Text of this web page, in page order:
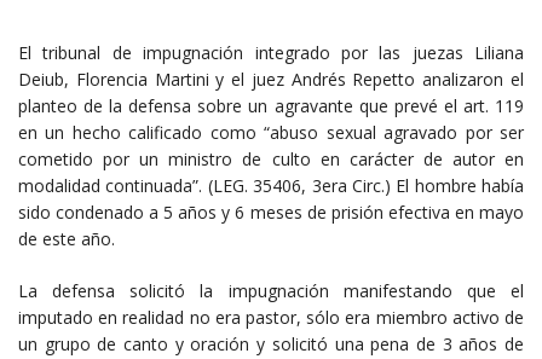
El tribunal de impugnación integrado por las juezas Liliana
Deiub, Florencia Martini y el juez Andrés Repetto analizaron el
planteo de la defensa sobre un agravante que prevé el art. 119
en un hecho calificado como “abuso sexual agravado por ser
cometido por un ministro de culto en carácter de autor en
modalidad continuada”. (LEG. 35406, 3era Circ.) El hombre había
sido condenado a 5 años y 6 meses de prisión efectiva en mayo
de este año.
La defensa solicitó la impugnación manifestando que el
imputado en realidad no era pastor, sólo era miembro activo de
un grupo de canto y oración y solicitó una pena de 3 años de